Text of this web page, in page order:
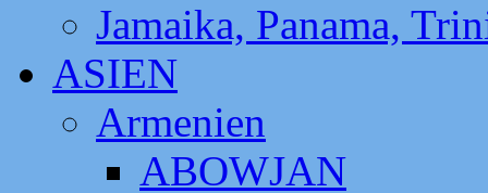
Jamaika, Panama,
ASIEN
Armenien
ABOWJAN